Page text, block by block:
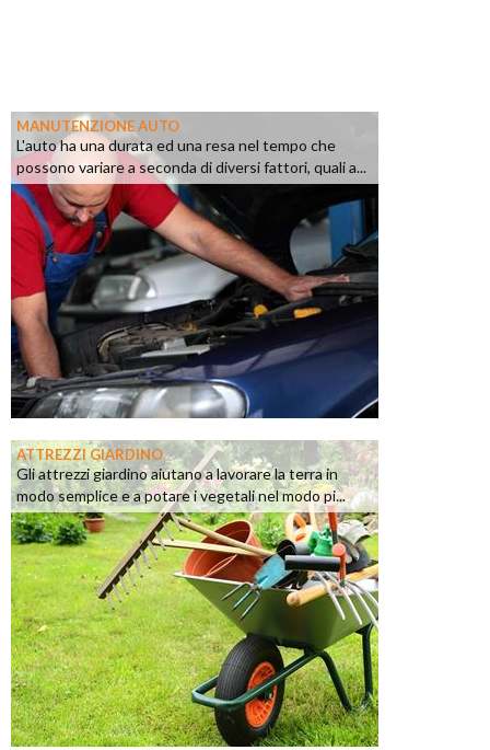
MANUTENZIONE AUTO
L'auto ha una durata ed una resa nel tempo che
possono variare a seconda di diversi fattori, quali a...
ATTREZZI GIARDINO
Gli attrezzi giardino aiutano a lavorare la terra in
modo semplice e a potare i vegetali nel modo pi...